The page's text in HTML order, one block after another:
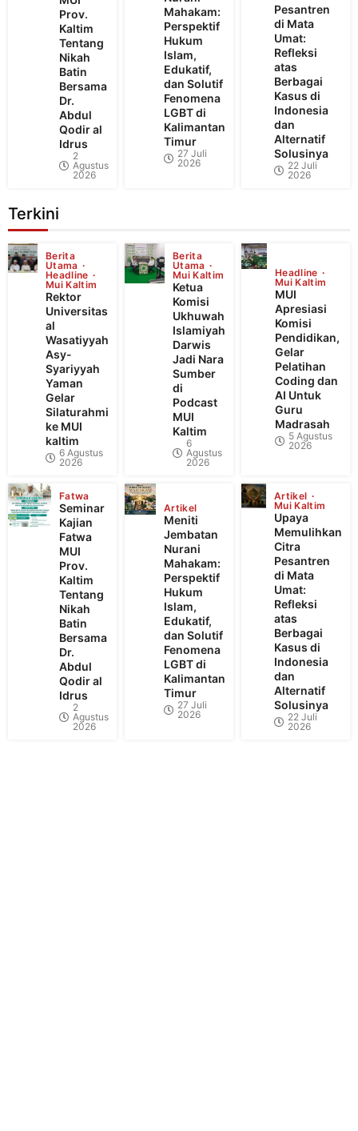
Prov.
Kaltim
Tentang
Nikah
Batin
Bersama
Dr.
Abdul
Qodir al
Idrus
2
Agustus
2026
Mahakam:
Perspektif
Hukum
Islam,
Edukatif,
dan Solutif
Fenomena
LGBT di
Kalimantan
Timur
27 Juli
2026
Pesantren
di Mata
Umat:
Refleksi
atas
Berbagai
Kasus di
Indonesia
dan
Alternatif
Solusinya
22 Juli
2026
Terkini
Berita
Utama
Headline
Mui Kaltim
Rektor
Universitas
al
Wasatiyyah
Asy-
Syariyyah
Yaman
Gelar
Silaturahmi
ke MUI
kaltim
6 Agustus
2026
Berita
Utama
Mui Kaltim
Ketua
Komisi
Ukhuwah
Islamiyah
Darwis
Jadi Nara
Sumber
di
Podcast
MUI
Kaltim
6
Agustus
2026
Headline
Mui Kaltim
MUI
Apresiasi
Komisi
Pendidikan,
Gelar
Pelatihan
Coding dan
AI Untuk
Guru
Madrasah
5 Agustus
2026
Fatwa
Seminar
Kajian
Fatwa
MUI
Prov.
Kaltim
Tentang
Nikah
Batin
Bersama
Dr.
Abdul
Qodir al
Idrus
2
Agustus
2026
Artikel
Meniti
Jembatan
Nurani
Mahakam:
Perspektif
Hukum
Islam,
Edukatif,
dan Solutif
Fenomena
LGBT di
Kalimantan
Timur
27 Juli
2026
Artikel
Mui Kaltim
Upaya
Memulihkan
Citra
Pesantren
di Mata
Umat:
Refleksi
atas
Berbagai
Kasus di
Indonesia
dan
Alternatif
Solusinya
22 Juli
2026